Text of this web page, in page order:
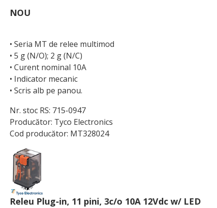
NOU
• Seria MT de relee multimod
• 5 g (N/O); 2 g (N/C)
• Curent nominal 10A
• Indicator mecanic
• Scris alb pe panou.
Nr. stoc RS: 715-0947
Producător: Tyco Electronics
Cod producător: MT328024
Releu Plug-in, 11 pini, 3c/o 10A 12Vdc w/ LED